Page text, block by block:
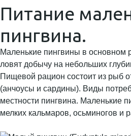
Питание
пингвина.
Маленькие пингвины в основном
ловят добычу на небольших
Пищевой рацион состоит из рыб
(анчоусы и сардины). Виды
местности пингвина. Маленькие
мелких кальмаров, осьминогов и